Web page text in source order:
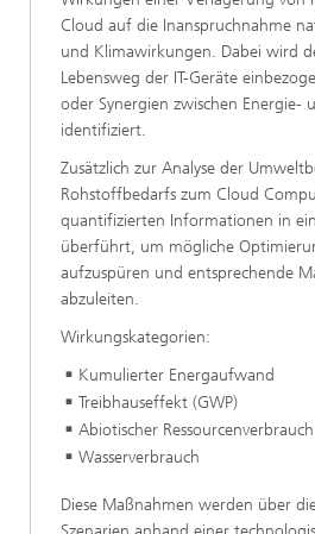
Cloud auf die Inanspruchnahme
und Klimawirkungen. Dabei wird
Lebensweg der IT-Geräte
oder Synergien zwischen Energie-
identifiziert.
Zusätzlich zur Analyse der
Rohstoffbedarfs zum Cloud
quantifizierten Informationen in
überführt, um mögliche
aufzuspüren und entsprechende
abzuleiten.
Wirkungskategorien:
Kumulierter Energaufwand
Treibhauseffekt (GWP)
Abiotischer Ressourcenverbrauch
Wasserverbrauch
Diese Maßnahmen werden über